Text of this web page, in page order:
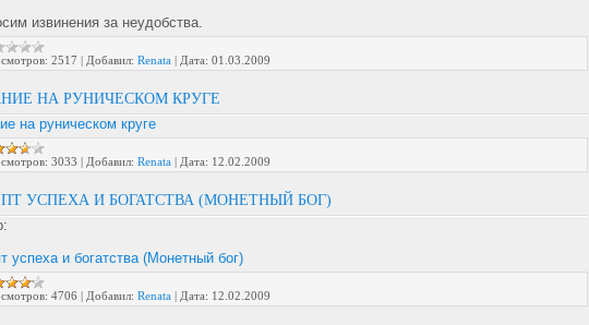
извинения за неудобства.
2517 Добавил: Renata Дата: 01.03.2009
НА РУНИЧЕСКОМ КРУГЕ
на руническом круге
3033 Добавил: Renata Дата: 12.02.2009
УСПЕХА И БОГАТСТВА (МОНЕТНЫЙ БОГ)
успеха и богатства (Монетный бог)
4706 Добавил: Renata Дата: 12.02.2009